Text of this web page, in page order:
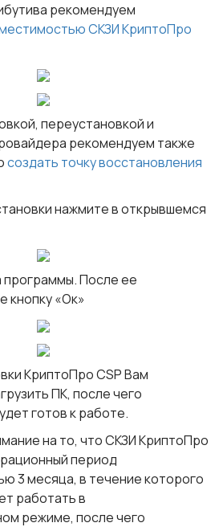
рекомендуем
СКЗИ КриптоПро
переустановкой и
рекомендуем также
создать точку восстановления
нажмите в открывшемся
программы. После ее
кнопку «Ок»
КриптоПро CSP Вам
ПК, после чего
готов к работе.
на то, что СКЗИ КриптоПро
период
3 месяца, в течение которого
работать в
режиме, после чего